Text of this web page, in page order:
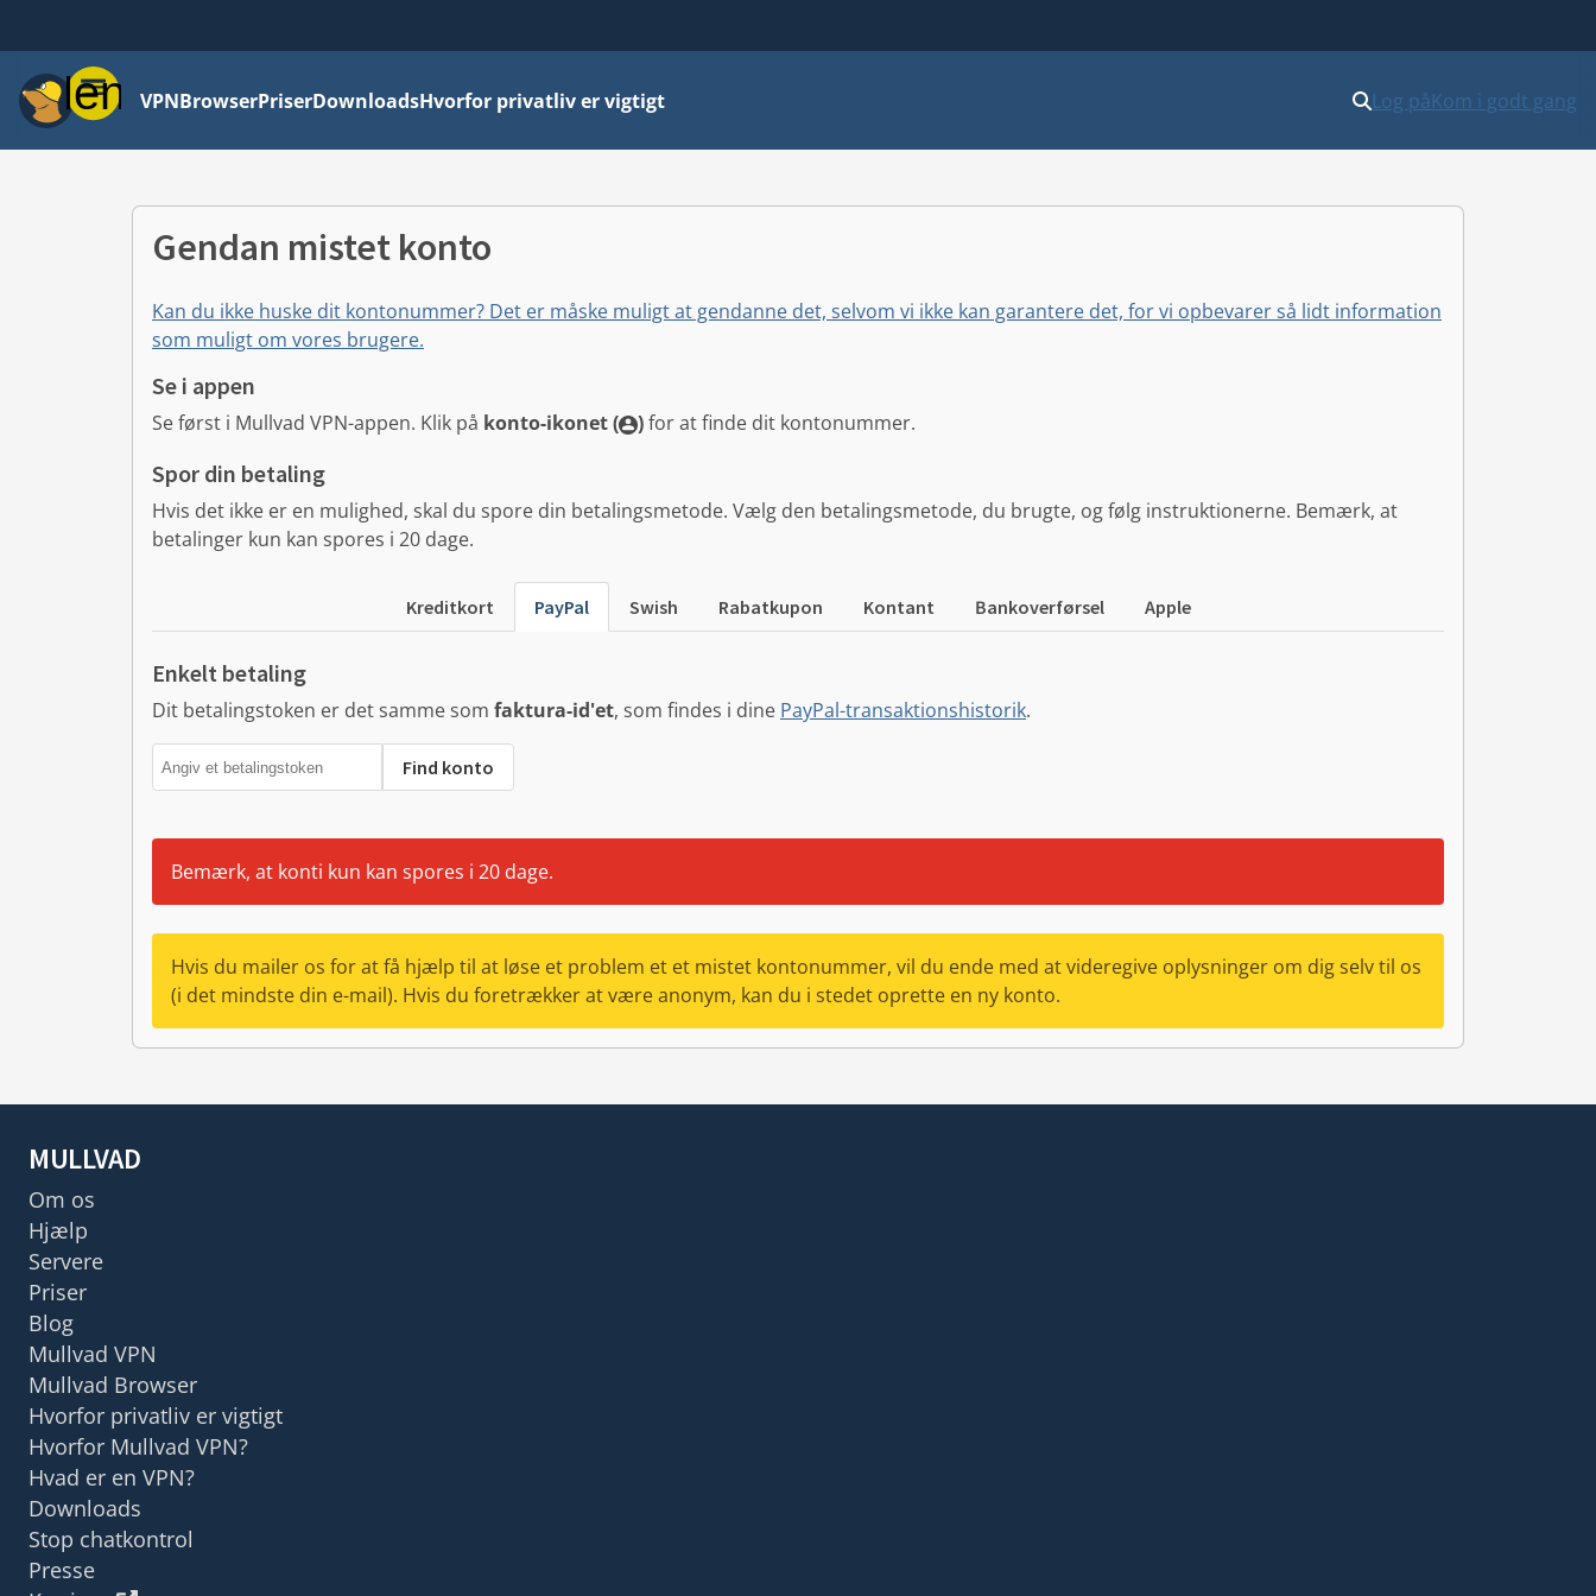
MenuVPNBrowserPriserDownloadsHvorfor privatliv er vigtigt Log påKom i godt gang
Gendan mistet konto
Kan du ikke huske dit kontonummer? Det er måske muligt at gendanne det, selvom vi ikke kan garantere det, for vi opbevarer så lidt information
som muligt om vores brugere.
Se i appen
Se først i Mullvad VPN-appen. Klik på konto-ikonet ( )for at finde dit kontonummer.
Spor din betaling
Hvis det ikke er en mulighed, skal du spore din betalingsmetode. Vælg den betalingsmetode, du brugte, og følg instruktionerne. Bemærk, at
betalinger kun kan spores i 20 dage.
Kreditkort PayPal Swish Rabatkupon Kontant Bankoverførsel Apple
Enkelt betaling
Dit betalingstoken er det samme som faktura-id'et, som findes i dine PayPal-transaktionshistorik.
Find konto
Bemærk, at konti kun kan spores i 20 dage.
Hvis du mailer os for at få hjælp til at løse et problem et et mistet kontonummer, vil du ende med at videregive oplysninger om dig selv til os
(i det mindste din e-mail). Hvis du foretrækker at være anonym, kan du i stedet oprette en ny konto.
MULLVAD
Om os
Hjælp
Servere
Priser
Blog
Mullvad VPN
Mullvad Browser
Hvorfor privatliv er vigtigt
Hvorfor Mullvad VPN?
Hvad er en VPN?
Downloads
Stop chatkontrol
Presse